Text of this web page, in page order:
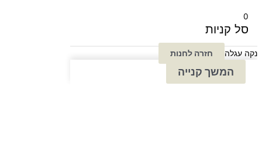
סל קניות
נקה עגלה חזרה לחנות
המשך קנייה